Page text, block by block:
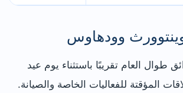
وودهاوس
طوال العام تقريبًا باستثناء يوم عيد
المؤقتة للفعاليات الخاصة والصيانة.